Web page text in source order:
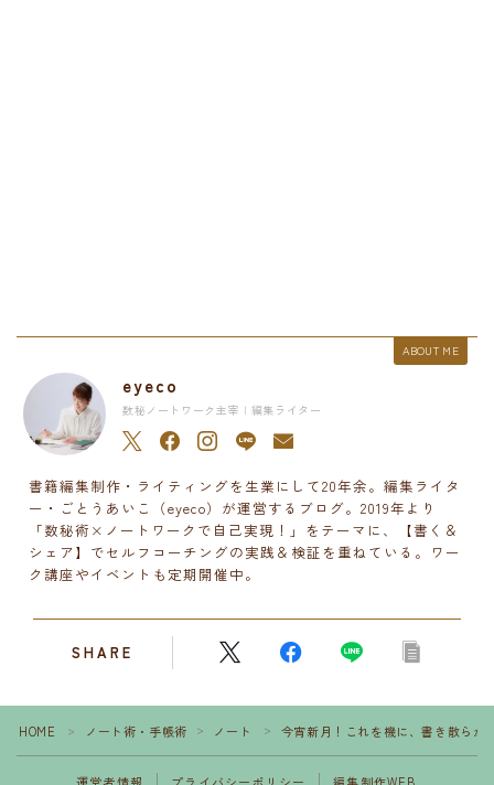
ABOUT ME
eyeco
数秘ノートワーク主宰 | 編集ライター
書籍編集制作・ライティングを生業にして20年余。編集ライタ
ー・ごとうあいこ（eyeco）が運営するブログ。2019年より
「数秘術×ノートワークで自己実現！」をテーマに、【書く＆
シェア】でセルフコーチングの実践＆検証を重ねている。ワー
ク講座やイベントも定期開催中。
SHARE
HOME ＞ ノート術・手帳術 ＞ ノート ＞ 今宵新月！これを機に、書き散らか